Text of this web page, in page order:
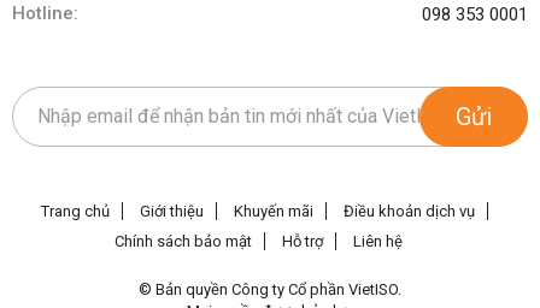
Hotline: 098 353 0001
Gửi
Trang chủ Giới thiệu Khuyến mãi
Điều khoản dịch vụ
Chính sách bảo mật
Hỗ trợ Liên hệ
© Bản quyền Công ty Cổ phần VietISO.